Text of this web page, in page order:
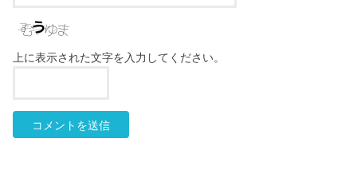
上に表示された文字を入力してください。